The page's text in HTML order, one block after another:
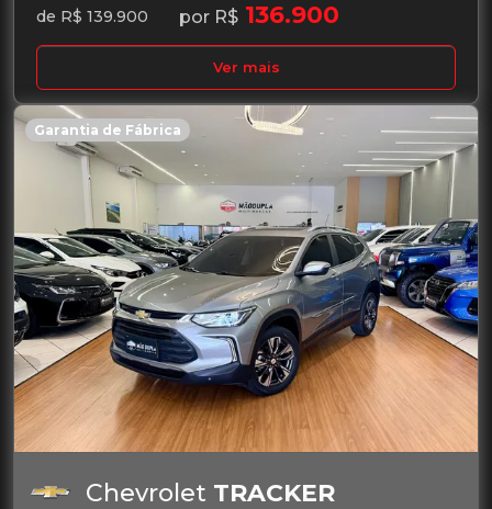
de R$ 139.900 por R$ 136.900
Ver mais
Garantia de Fábrica
Chevrolet TRACKER